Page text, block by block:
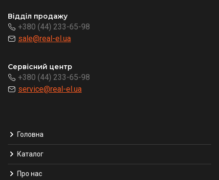
Відділ продажу
+380 (44) 233-65-98
sale@real-el.ua
Сервісний центр
+380 (44) 233-65-98
service@real-el.ua
Головна
Каталог
Про нас